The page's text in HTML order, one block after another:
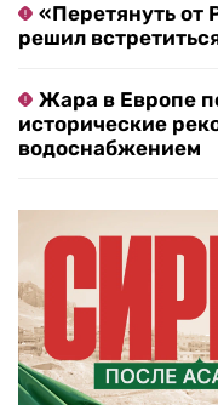
«Перетянуть от
решил
Жара в Европе
исторические
водоснабжением